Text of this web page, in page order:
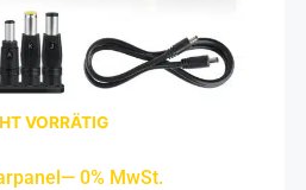
VORRÄTIG
0% MwSt.